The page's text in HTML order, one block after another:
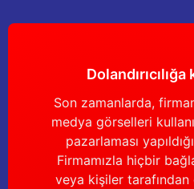
Son zamanlarda,
medya görselleri
pazarlaması
Firmamızla hiçbir
veya kişiler